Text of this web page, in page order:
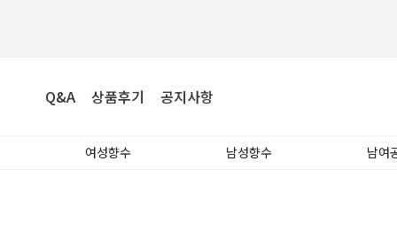
Q&A 상품후기 공지사항
여성향수 남성향수 남여